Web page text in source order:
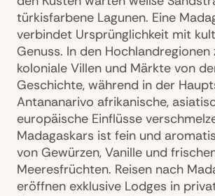
türkisfarbene Lagunen. Eine
verbindet Ursprünglichkeit mit
Genuss. In den Hochlandregionen
koloniale Villen und Märkte von
Geschichte, während in der
Antananarivo afrikanische,
europäische Einflüsse
Madagaskars ist fein und
von Gewürzen, Vanille und
Meeresfrüchten. Reisen nach
eröffnen exklusive Lodges in